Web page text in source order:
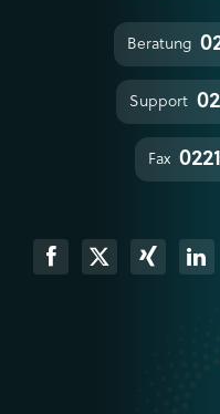
Beratung
Support
Fax
Xing LinkedinInstagram